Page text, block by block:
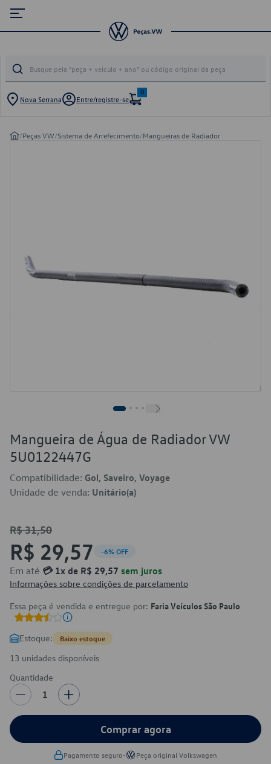
Nova Serrana Entre/registre-se
0
/Peças VW/Sistema de Arrefecimento/Mangueiras de Radiador
Mangueira de Água de Radiador VW
5U0122447G
Compatibilidade: Gol, Saveiro, Voyage
Unidade de venda: Unitário(a)
R$ 31,50
R$ 29,57 -6% OFF
Em até 💳 1x de R$ 29,57 sem juros
Informações sobre condições de parcelamento
Essa peça é vendida e entregue por: Faria Veículos São Paulo
Estoque: Baixo estoque
13 unidades disponíveis
Quantidade
1
Comprar agora
Pagamento seguro• Peça original Volkswagen